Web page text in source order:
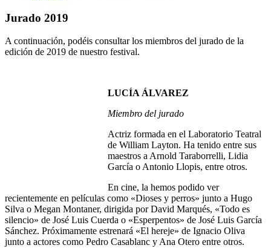
Jurado 2019
A continuación, podéis consultar los miembros del jurado de la
edición de 2019 de nuestro festival.
LUCÍA ÁLVAREZ
Miembro del jurado
Actriz formada en el Laboratorio Teatral
de William Layton. Ha tenido entre sus
maestros a Arnold Taraborrelli, Lidia
García o Antonio Llopis, entre otros.
En cine, la hemos podido ver
recientemente en películas como «Dioses y perros» junto a Hugo
Silva o Megan Montaner, dirigida por David Marqués, «Todo es
silencio» de José Luis Cuerda o «Esperpentos» de José Luis García
Sánchez. Próximamente estrenará «El hereje» de Ignacio Oliva
junto a actores como Pedro Casablanc y Ana Otero entre otros.